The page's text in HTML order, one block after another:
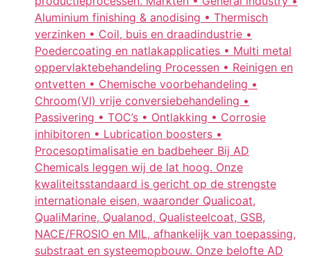
Aluminium finishing & anodising • Thermisch
verzinken • Coil, buis en draadindustrie •
Poedercoating en natlakapplicaties • Multi metal
oppervlaktebehandeling Processen • Reinigen en
ontvetten • Chemische voorbehandeling •
Chroom(VI) vrije conversiebehandeling •
Passivering • TOC’s • Ontlakking • Corrosie
inhibitoren • Lubrication boosters •
Procesoptimalisatie en badbeheer Bij AD
Chemicals leggen wij de lat hoog. Onze
kwaliteitsstandaard is gericht op de strengste
internationale eisen, waaronder Qualicoat,
QualiMarine, Qualanod, Qualisteelcoat, GSB,
NACE/FROSIO en MIL, afhankelijk van toepassing,
substraat en systeemopbouw. Onze belofte AD